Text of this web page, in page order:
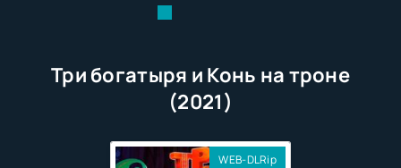
Три богатыря и Конь на троне
(2021)
WEB-DLRip